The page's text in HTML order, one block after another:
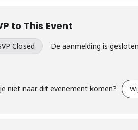
to This Event
Closed De aanmelding is gesloten
niet naar dit evenement komen?